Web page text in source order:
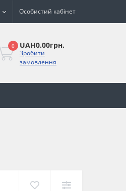
Особистий кабінет
0 UAH0.00грн.
Зробити
замовлення